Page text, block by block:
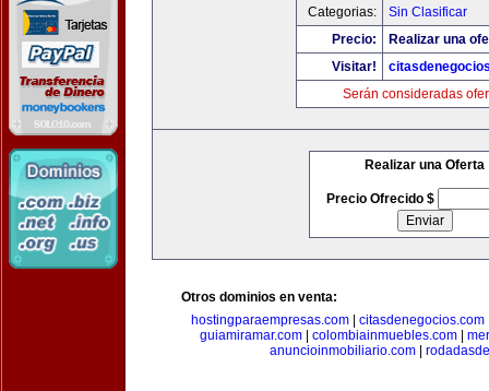
Categorias:
Sin Clasificar
Precio:
Realizar una
Visitar!
Serán consideradas
Realizar una Oferta
Precio Ofrecido $
Otros dominios en venta:
hostingparaempresas.com| citasdenegocios.com
guiamiramar.com| colombiainmuebles.com|
anuncioinmobiliario.com